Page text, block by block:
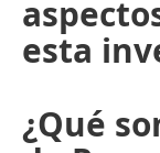
esta
¿Qué